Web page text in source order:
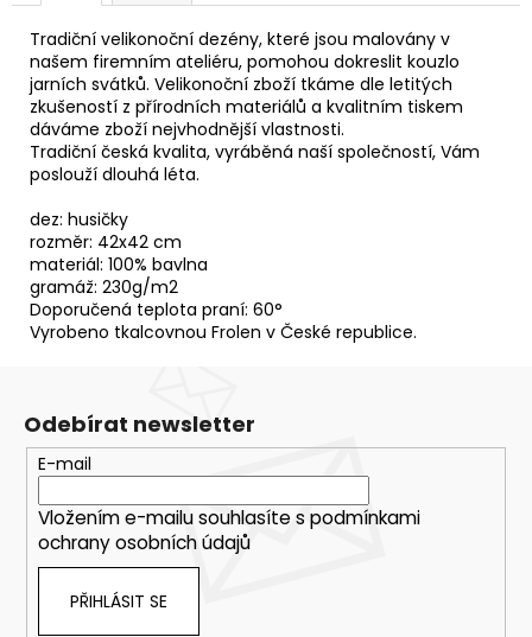
Tradiční velikonoční dezény, které jsou malovány v
našem firemním ateliéru, pomohou dokreslit kouzlo
jarních svátků. Velikonoční zboží tkáme dle letitých
zkušeností z přírodních materiálů a kvalitním tiskem
dáváme zboží nejvhodnější vlastnosti.
Tradiční česká kvalita, vyráběná naší společností, Vám
poslouží dlouhá léta.
dez: husičky
rozměr: 42x42 cm
materiál: 100% bavlna
gramáž: 230g/m2
Doporučená teplota praní: 60°
Vyrobeno tkalcovnou Frolen v České republice.
39
Kč
Odebírat newsletter
E-mail
Vložením e-mailu souhlasíte s podmínkami
ochrany osobních údajů
PŘIHLÁSIT SE